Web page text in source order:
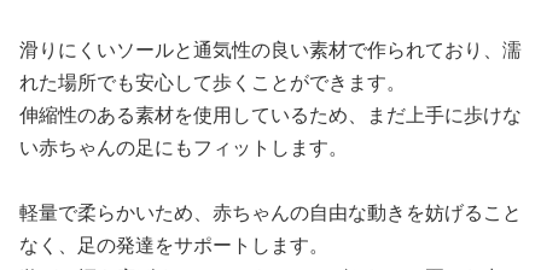
滑りにくいソールと通気性の良い素材で作られており、濡
れた場所でも安心して歩くことができます。
伸縮性のある素材を使用しているため、まだ上手に歩けな
い赤ちゃんの足にもフィットします。
軽量で柔らかいため、赤ちゃんの自由な動きを妨げること
なく、足の発達をサポートします。